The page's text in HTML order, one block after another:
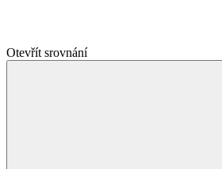
Otevřít srovnání